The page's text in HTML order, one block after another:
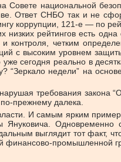
Совете национальной
Ответ СНБО так и не
коррупции, 121-е — по
рейтингов есть
контроля, четким
высоким уровнем
сегодня реально в
“Зеркало недели” на
требования закона
прежнему далека.
И самым ярким
выглядит тот факт,
финансово-промышленной